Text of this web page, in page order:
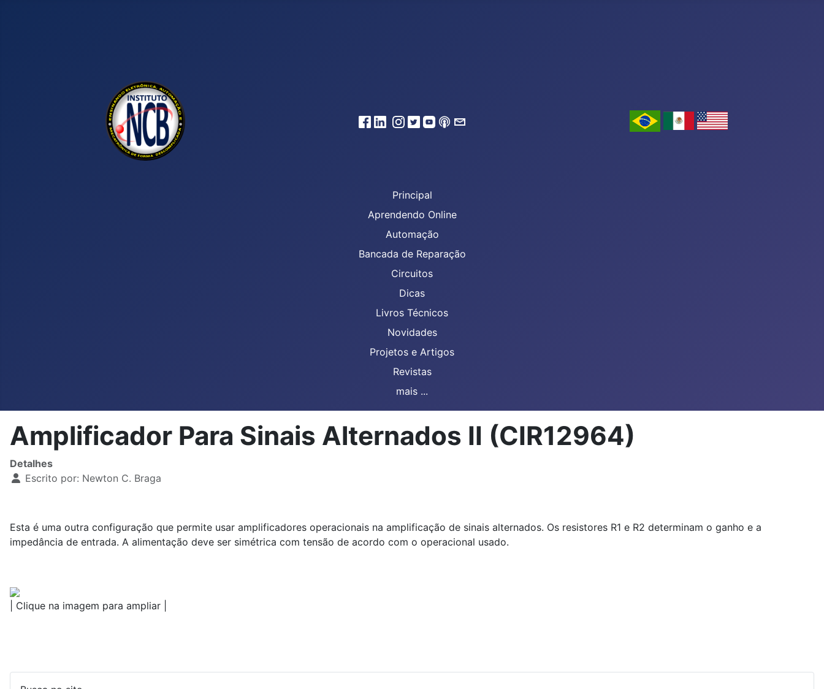
Principal
Aprendendo Online
Automação
Bancada de Reparação
Circuitos
Dicas
Livros Técnicos
Novidades
Projetos e Artigos
Revistas
mais ...
Amplificador Para Sinais Alternados II (CIR12964)
Detalhes
Escrito por: Newton C. Braga
Esta é uma outra configuração que permite usar amplificadores operacionais na amplificação de sinais alternados. Os resistores R1 e R2 determinam o ganho e a
impedância de entrada. A alimentação deve ser simétrica com tensão de acordo com o operacional usado.
| Clique na imagem para ampliar |